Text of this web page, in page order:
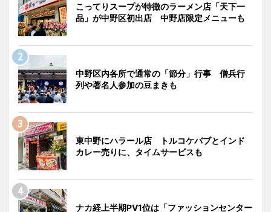
こってりスープが特徴のラーメン店「天下一
品」が中野区初出店 中野店限定メニューも
中野区内各所で通常の「節分」行事 僧兵行
列や著名人参加の豆まきも
東中野にハラール店 トルコケバブとインド
カレー売りに、タイムサービスも
ナカ経上半期PV1位は「ファッションセンター